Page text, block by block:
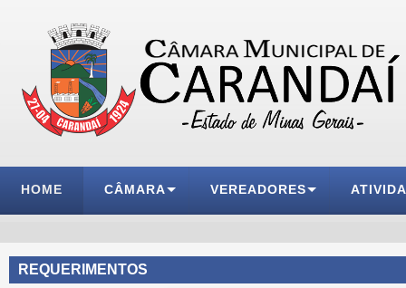
HOME CÂMARA VEREADORES
REQUERIMENTOS